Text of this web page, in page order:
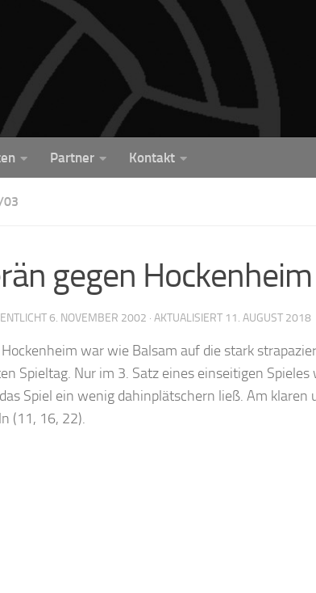
Partner Kontakt
03
gegen Hockenheim
6. NOVEMBER 2002 · AKTUALISIERT 11. AUGUST 2018
Hockenheim war wie Balsam auf die stark
Spieltag. Nur im 3. Satz eines einseitigen
Spiel ein wenig dahinplätschern ließ. Am
(11, 16, 22).